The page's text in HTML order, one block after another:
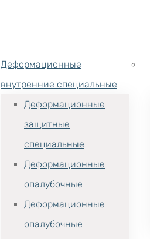
Деформационные
внутренние специальные
Деформационные
защитные
специальные
Деформационные
опалубочные
Деформационные
опалубочные